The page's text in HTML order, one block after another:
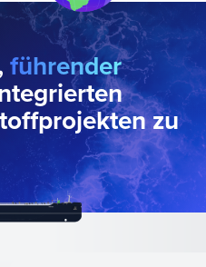
führender
zu